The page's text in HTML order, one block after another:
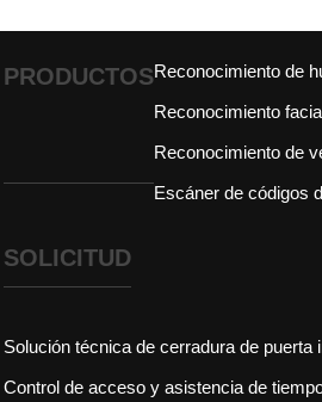
PRODUCTOSReconocimiento de
Reconocimiento
Reconocimiento de
Escáner de códigos
SOLICITUD
Solución técnica de cerradura de puerta
Control de acceso y asistencia de